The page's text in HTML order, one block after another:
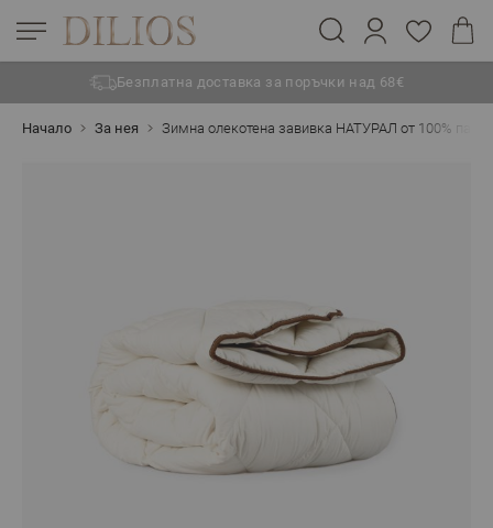
Безплатна доставка за поръчки над 68€
Начало За нея Зимна олекотена завивка НАТУРАЛ от 100%